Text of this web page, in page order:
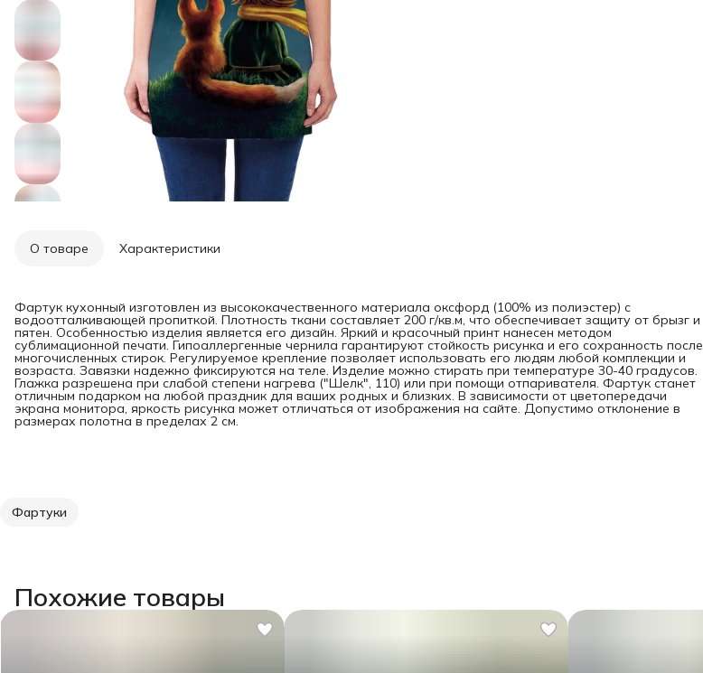
О товаре Характеристики
Фартук кухонный изготовлен из высококачественного материала оксфорд (100% из полиэстер) с
водоотталкивающей пропиткой. Плотность ткани составляет 200 г/кв.м, что обеспечивает защиту от брызг и
пятен. Особенностью изделия является его дизайн. Яркий и красочный принт нанесен методом
сублимационной печати. Гипоаллергенные чернила гарантируют стойкость рисунка и его сохранность после
многочисленных стирок. Регулируемое крепление позволяет использовать его людям любой комплекции и
возраста. Завязки надежно фиксируются на теле. Изделие можно стирать при температуре 30-40 градусов.
Глажка разрешена при слабой степени нагрева ("Шелк", 110) или при помощи отпаривателя. Фартук станет
отличным подарком на любой праздник для ваших родных и близких. В зависимости от цветопередачи
экрана монитора, яркость рисунка может отличаться от изображения на сайте. Допустимо отклонение в
размерах полотна в пределах 2 см.
Фартуки
Похожие товары